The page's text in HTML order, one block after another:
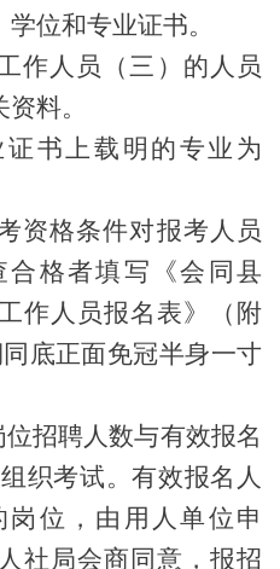
学位和专业证书。
作 人员 （ 三 ） 的人员
料。
书上载明的专业为
资格条件对报考人员
合格者填写《会同县
作人员报名表》 （ 附
底正面免冠半身一寸
位招聘人数与有效报名
织考试。有效报名人
位，由用人单位申
社局会商同意，报招